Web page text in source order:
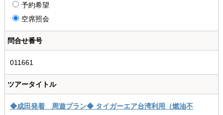
予約希望
空席照会
問合せ番号
011661
ツアータイトル
◆成田発着 周遊プラン◆ タイガーエア台湾利用（燃油不